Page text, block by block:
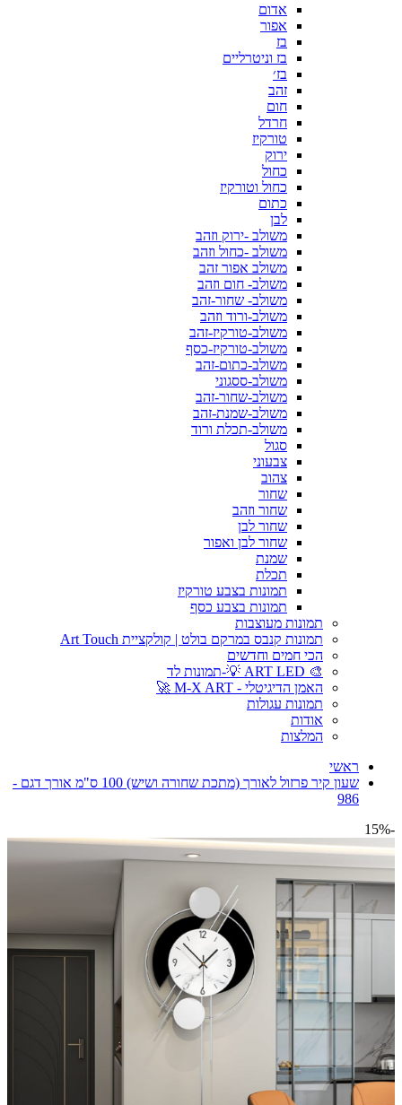
אדום
אפור
בז
בז וניטרליים
בז׳
זהב
חום
חרדל
טורקיז
ירוק
כחול
כחול וטורקיז
כתום
לבן
משולב -ירוק וזהב
משולב -כחול וזהב
משולב אפור זהב
משולב- חום וזהב
משולב- שחור-זהב
משולב-ורוד וזהב
משולב-טורקיז-זהב
משולב-טורקיז-כסף
משולב-כתום-זהב
משולב-ססגוני
משולב-שחור-זהב
משולב-שמנת-זהב
משולב-תכלת ורוד
סגול
צבעוני
צהוב
שחור
שחור וזהב
שחור לבן
שחור לבן ואפור
שמנת
תכלת
תמונות בצבע טורקיז
תמונות בצבע כסף
תמונות מעוצבות
תמונות קנבס במרקם בולט | קולקציית Art Touch
הכי חמים וחדשים
🎨 ART LED 💡-תמונות לד
האמן הדיגיטלי - M-X ART 🚀
תמונות עגולות
אודות
המלצות
ראשי
שעון קיר פרזול לאורך (מתכת שחורה ושיש) 100 ס"מ אורך דגם -
986
-15%